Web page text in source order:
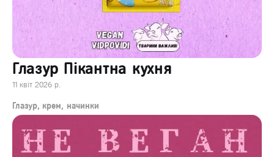
Глазур Пікантна кухня
11 квіт 2026 р.
Глазур, крем, начинки